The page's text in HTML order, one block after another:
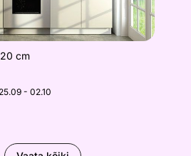
cm
- 02.10